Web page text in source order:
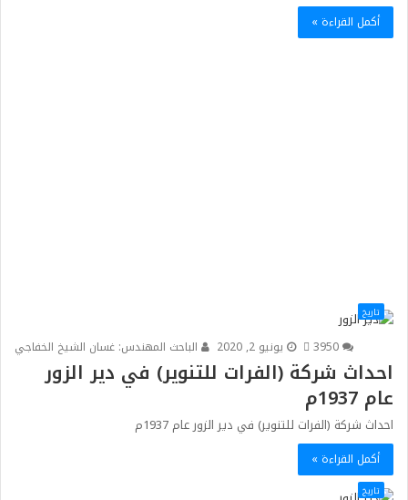
أكمل القراءة »
تاريخ
الباحث المهندس: غسان الشيخ الخفاجي يونيو 2, 2020 395
احداث شركة (الفرات للتنوير) في دير الزور
عام 1937م
احداث شركة (الفرات للتنوير) في دير الزور عام 1937م
أكمل القراءة »
تاريخ